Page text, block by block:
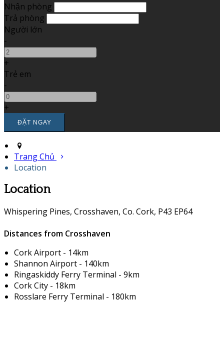
Nhận phòng
Trả phòng
Người lớn
-
+
Trẻ em
-
+
Trang Chủ
Location
Location
Whispering Pines, Crosshaven, Co. Cork, P43 EP64
Distances from Crosshaven
Cork Airport - 14km
Shannon Airport - 140km
Ringaskiddy Ferry Terminal - 9km
Cork City - 18km
Rosslare Ferry Terminal - 180km